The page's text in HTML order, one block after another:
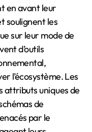
en avant leur
soulignent les
sur leur mode de
d’outils
l’écosystème. Les
attributs uniques de
de
par le